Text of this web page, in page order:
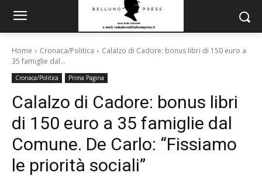
Home Cronaca/Politica
Calalzo di Cadore: bonus libri di 150 euro a
35 famiglie dal...
Cronaca/Politica Prima Pagina
Calalzo di Cadore: bonus libri
di 150 euro a 35 famiglie dal
Comune. De Carlo: “Fissiamo
le priorità sociali”